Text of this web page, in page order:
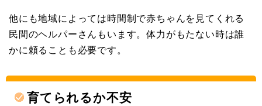
他にも地域によっては時間制で赤ちゃんを見てくれる
民間のヘルパーさんもいます。体力がもたない時は誰
かに頼ることも必要です。
育てられるか不安